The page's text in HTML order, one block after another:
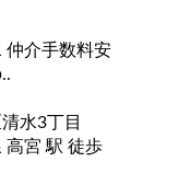
水3丁目
徒歩